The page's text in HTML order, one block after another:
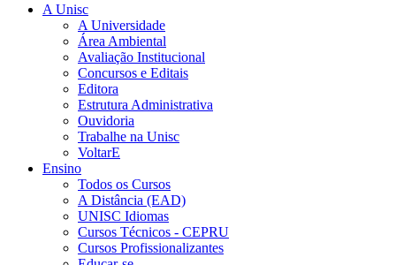
A Unisc
A Universidade
Área Ambiental
Avaliação Institucional
Concursos e Editais
Editora
Estrutura Administrativa
Ouvidoria
Trabalhe na Unisc
VoltarE
Ensino
Todos os Cursos
A Distância (EAD)
UNISC Idiomas
Cursos Técnicos - CEPRU
Cursos Profissionalizantes